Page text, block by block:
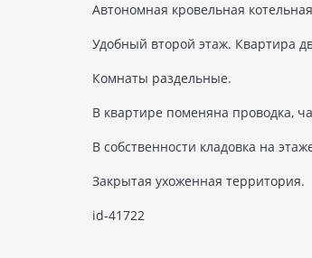
Автономная кровельная
Удобный второй этаж. Квартира
Комнаты раздельные.
В квартире поменяна проводка,
В собственности кладовка на
Закрытая ухоженная территория.
id-41722